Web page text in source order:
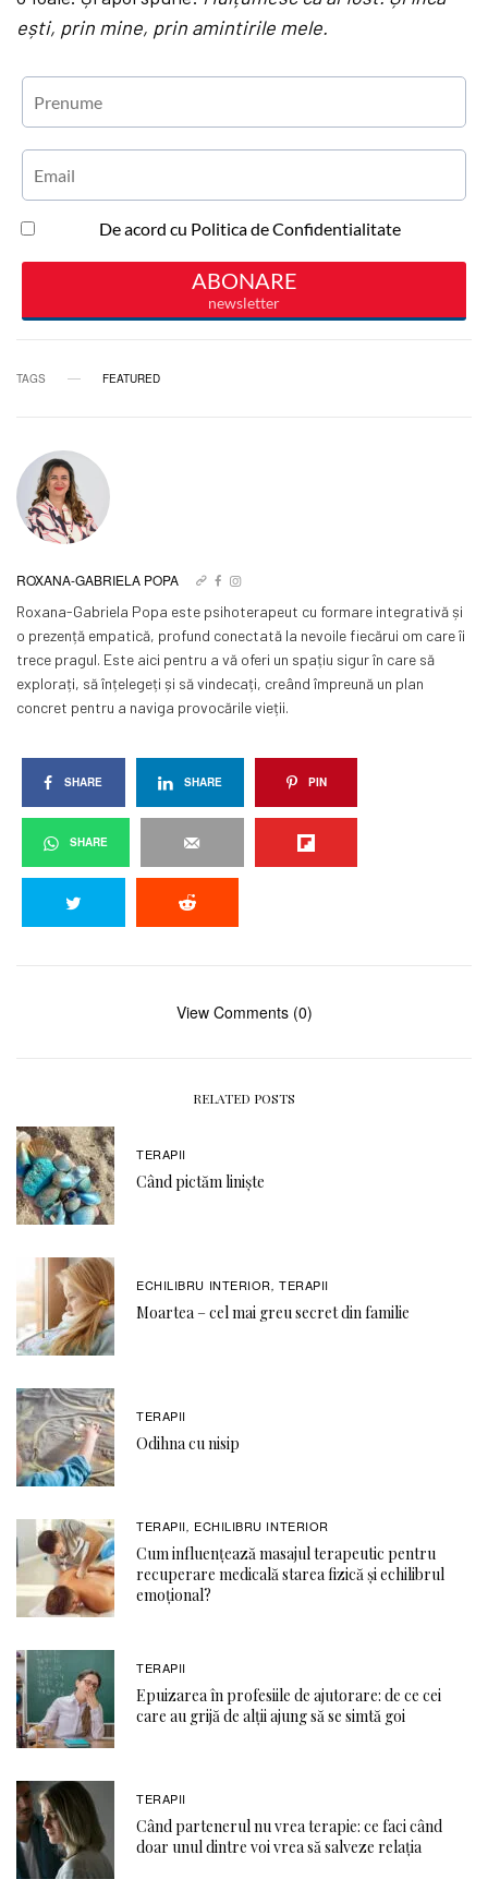
ești, prin mine, prin amintirile mele.
TAGS FEATURED
ROXANA-GABRIELA POPA
Roxana-Gabriela Popa este psihoterapeut cu formare integrativă și
o prezență empatică, profund conectată la nevoile fiecărui om care îi
trece pragul. Este aici pentru a vă oferi un spațiu sigur în care să
explorați, să înțelegeți și să vindecați, creând împreună un plan
concret pentru a naviga provocările vieții.
SHARE SHARE PIN
SHARE
View Comments (0)
RELATED POSTS
TERAPII
Când pictăm liniște
ECHILIBRU INTERIOR,TERAPII
Moartea – cel mai greu secret din familie
TERAPII
Odihna cu nisip
TERAPII, ECHILIBRU INTERIOR
Cum influențează masajul terapeutic pentru
recuperare medicală starea fizică și echilibrul
emoțional?
TERAPII
Epuizarea în profesiile de ajutorare: de ce cei
care au grijă de alții ajung să se simtă goi
TERAPII
Când partenerul nu vrea terapie: ce faci când
doar unul dintre voi vrea să salveze relația